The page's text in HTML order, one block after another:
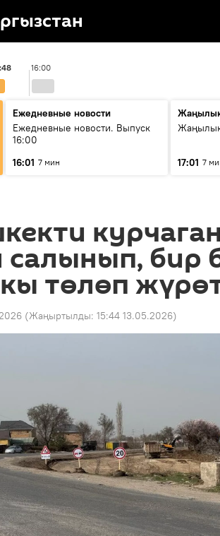
16:00
Ежедневные новости
Ежедневные новости. Выпуск
16:00
16:01 7 мин 17:01 7
бир
төлөп
(Жаңыртылды: 15:44 13.05.2026)